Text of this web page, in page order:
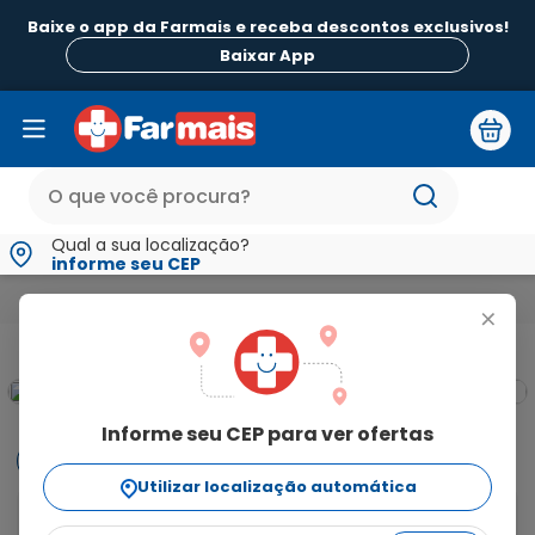
Baixe o app da Farmais e receba descontos exclusivos!
Baixar App
Qual a sua localização?
informe seu CEP
+
Informe seu CEP para ver ofertas
Utilizar localização automática
Informações
(allium cepa 3ch + associação)